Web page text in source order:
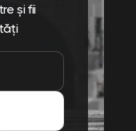
și fii